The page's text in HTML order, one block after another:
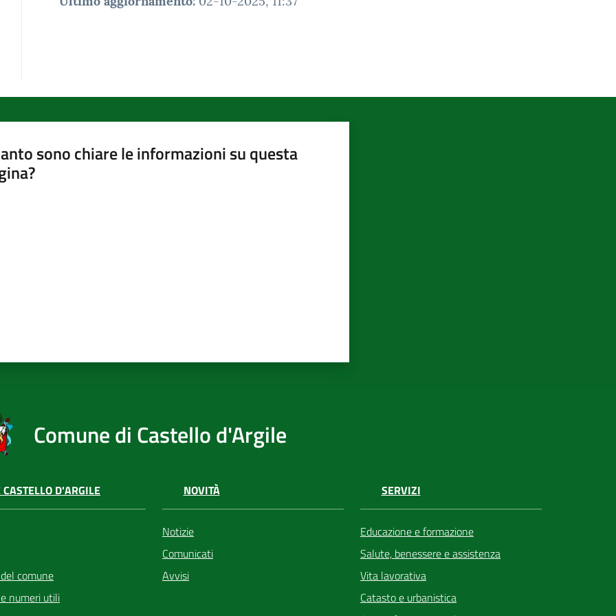
sono chiare le informazioni su questa
Comune di Castello d'Argile
D'ARGILE
comune
numeri utili
NOVITÀ
Notizie
Comunicati
Avvisi
SERVIZI
Educazione e formazione
Salute, benessere e assistenza
Vita lavorativa
Catasto e urbanistica